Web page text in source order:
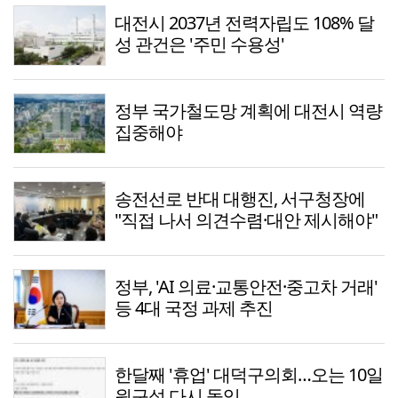
대전시 2037년 전력자립도 108% 달
성 관건은 '주민 수용성'
정부 국가철도망 계획에 대전시 역량
집중해야
송전선로 반대 대행진, 서구청장에
"직접 나서 의견수렴·대안 제시해야"
정부, 'AI 의료·교통안전·중고차 거래'
등 4대 국정 과제 추진
한달째 '휴업' 대덕구의회…오는 10일